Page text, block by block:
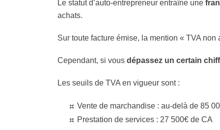
Le statut d’auto-entrepreneur entraîne une
achats.
Sur toute facture émise, la mention « TVA
Cependant, si vous dépassez un certain
Les seuils de TVA en vigueur sont :
Vente de marchandise : au-delà de 85
Prestation de services : 27 500€ de CA